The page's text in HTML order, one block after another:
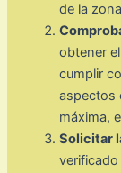
de la
obtener
cumplir
aspectos
máxima,
Solicitar